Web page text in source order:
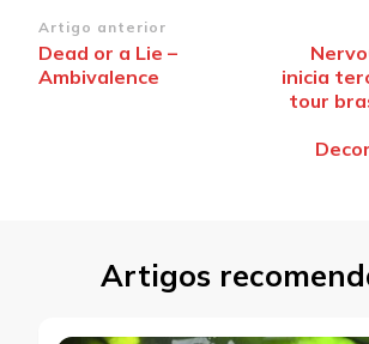
Navegação
de
Artigo anterior
Dead or a Lie –
Ambivalence
inicia
tour
Artigos